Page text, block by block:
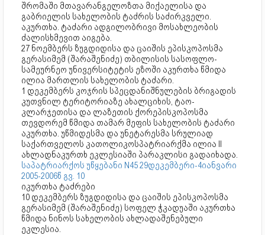
შრომაში მთავარანგელოზთა მიქაელისა და
გაბრიელის სახელობის ტაძრის საძირკველი.
აკურთხა. ტაძარი ადგილობრივი მოსახლეობის
ძალისხმევით აიგება.
27 ნოემბერს ზუგდიდისა და ცაიშის ეპისკოპოსმა
გერასიმემ (შარაშენიძე) თბილისის სასოფლო-
სამეურნეო უნივერსიტეტის ეზოში აკურთხა წმიდა
ილია მართლის სახელობის ტაძარი.
1 დეკემბერს კოჯრის სპეცდანიშნულების ბრიგადის
კუთვნილ ტერიტორიაზე ახალციხის, ტაო-
კლარჯეთისა და ლაზეთის ქორეპისკოპოსმა
თევდორემ წმიდა თამარ მეფის სახელობის ტაძარი
აკურთხა. უწმიდესმა და უნეტარესმა სრულიად
საქართველოს კათოლიკოსპატრიარქმა ილია II
ახლადნაკურთხ ეკლესიაში პარაკლისი გადაიხადა.
საპატრიარქოს უწყებანი N45 29დეკემბერი-4იანვარი
2005-2006წ გვ. 10
იკურთხა ტაძრები
10 დეკემბერს ზუგდიდისა და ცაიშის ეპისკოპოსმა
გერასიმემ (შარაშენიძე) სოფელ ჭკადუაში აკურთხა
წმიდა ნინოს სახელობის ახლადაშენებული
ეკლესია.